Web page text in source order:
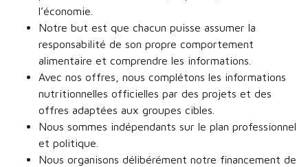
l’économie.
Notre but est que chacun puisse assumer la
responsabilité de son propre comportement
alimentaire et comprendre les informations.
Avec nos offres, nous complétons les informations
nutritionnelles officielles par des projets et des
offres adaptées aux groupes cibles.
Nous sommes indépendants sur le plan professionnel
et politique.
Nous organisons délibérément notre financement de